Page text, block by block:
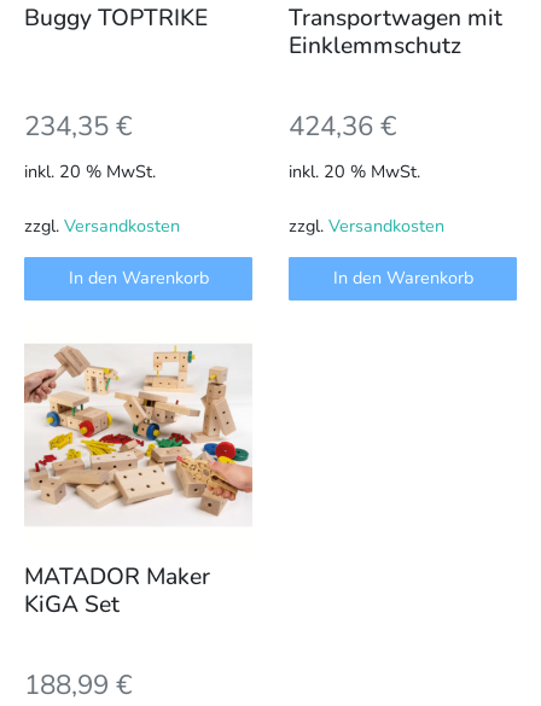
Buggy TOPTRIKE
234,35€
inkl. 20 % MwSt.
zzgl. Versandkosten
In den Warenkorb
Transportwagen mit
Einklemmschutz
424,36€
inkl. 20 % MwSt.
zzgl. Versandkosten
In den Warenkorb
MATADOR Maker
KiGA Set
188,99 €